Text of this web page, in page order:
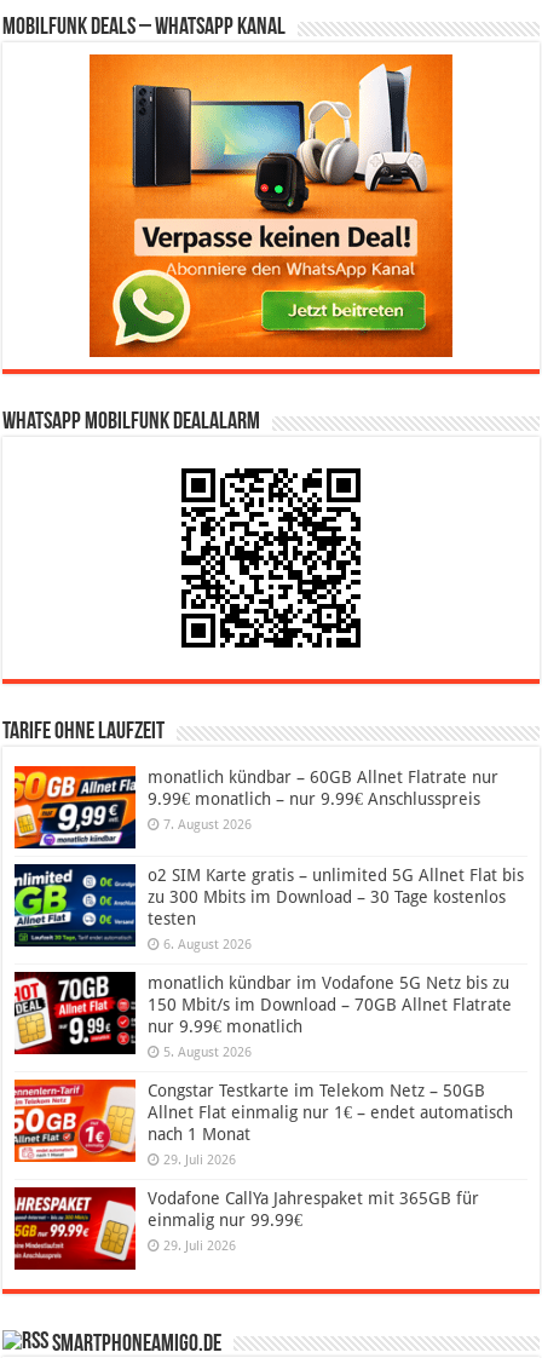
Mobilfunk Deals – WhatsApp Kanal
WhatsApp Mobilfunk DealAlarm
Tarife ohne Laufzeit
monatlich kündbar – 60GB Allnet Flatrate nur
9.99€ monatlich – nur 9.99€ Anschlusspreis
7. August 2026
o2 SIM Karte gratis – unlimited 5G Allnet Flat bis
zu 300 Mbits im Download – 30 Tage kostenlos
testen
6. August 2026
monatlich kündbar im Vodafone 5G Netz bis zu
150 Mbit/s im Download – 70GB Allnet Flatrate
nur 9.99€ monatlich
5. August 2026
Congstar Testkarte im Telekom Netz – 50GB
Allnet Flat einmalig nur 1€ – endet automatisch
nach 1 Monat
29. Juli 2026
Vodafone CallYa Jahrespaket mit 365GB für
einmalig nur 99.99€
29. Juli 2026
SmartphoneAmigo.de